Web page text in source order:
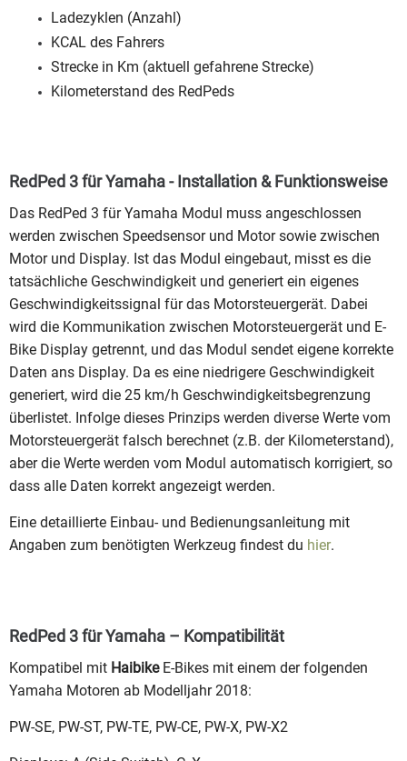
Ladezyklen (Anzahl)
KCAL des Fahrers
Strecke in Km (aktuell gefahrene Strecke)
Kilometerstand des RedPeds
RedPed 3 für Yamaha - Installation & Funktionsweise
Das RedPed 3 für Yamaha Modul muss angeschlossen
werden zwischen Speedsensor und Motor sowie zwischen
Motor und Display. Ist das Modul eingebaut, misst es die
tatsächliche Geschwindigkeit und generiert ein eigenes
Geschwindigkeitssignal für das Motorsteuergerät. Dabei
wird die Kommunikation zwischen Motorsteuergerät und E-
Bike Display getrennt, und das Modul sendet eigene korrekte
Daten ans Display. Da es eine niedrigere Geschwindigkeit
generiert, wird die 25 km/h Geschwindigkeitsbegrenzung
überlistet. Infolge dieses Prinzips werden diverse Werte vom
Motorsteuergerät falsch berechnet (z.B. der Kilometerstand),
aber die Werte werden vom Modul automatisch korrigiert, so
dass alle Daten korrekt angezeigt werden.
Eine detaillierte Einbau- und Bedienungsanleitung mit
Angaben zum benötigten Werkzeug findest du hier.
RedPed 3 für Yamaha – Kompatibilität
Kompatibel mit HaibikeE-Bikes mit einem der folgenden
Yamaha Motoren ab Modelljahr 2018:
PW-SE, PW-ST, PW-TE, PW-CE, PW-X, PW-X2